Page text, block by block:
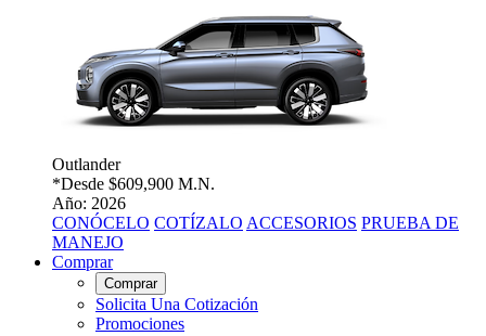
Outlander
*Desde $609,900 M.N.
Año: 2026
CONÓCELO COTÍZALO ACCESORIOS PRUEBA DE
MANEJO
Comprar
Comprar
Solicita Una Cotización
Promociones